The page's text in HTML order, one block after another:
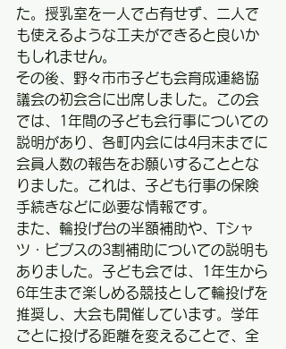
た。授乳室を一人で占有せず、二人で
も使えるような工夫ができると良いか
もしれません。
その後、野々市市子ども会育成連絡協
議会の初会合に出席しました。この会
では、1年間の子ども会行事についての
説明があり、各町内会には4月末までに
会員人数の報告をお願いすることとな
りました。これは、子ども行事の保険
手続きなどに必要な情報です。
また、輪投げ台の半額補助や、Tシャ
ツ・ビブスの3割補助についての説明も
ありました。子ども会では、1年生から
6年生まで楽しめる競技として輪投げを
推奨し、大会も開催しています。学年
ごとに投げる距離を変えることで、全